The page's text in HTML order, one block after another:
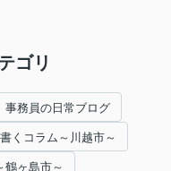
ゴリ
事務員の日常ブログ
くコラム～川越市～
鶴ヶ島市～